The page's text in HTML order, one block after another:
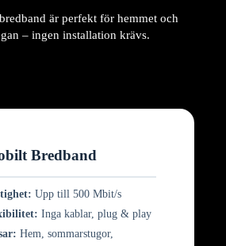
är perfekt för hemmet och
– ingen installation krävs.
Bredband
Upp till 500 Mbit/s
Inga kablar, plug & play
Hem, sommarstugor,